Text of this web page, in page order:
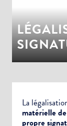
La
matérielle
propre